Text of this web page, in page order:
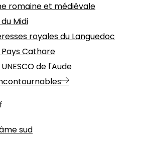
romaine et médiévale
Midi
royales du Languedoc
Pays Cathare
de l'Aude
sud